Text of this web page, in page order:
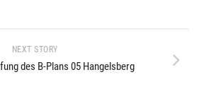
NEXT STORY
des B-Plans 05 Hangelsberg